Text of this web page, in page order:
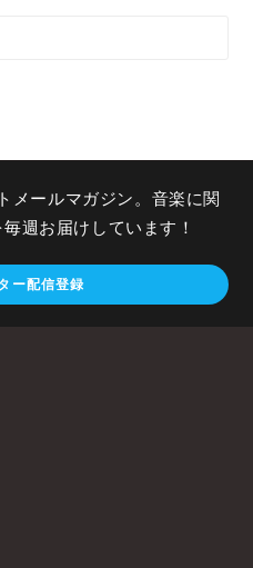
メールマガジン。音楽に関
週お届けしています！
ー配信登録